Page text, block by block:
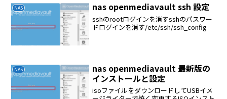
NAS nas openmediavault ssh 設定
sshのrootログインを消すsshのパスワー
ドログインを消す/etc/ssh/ssh_config
NAS
nas openmediavault 最新版の
インストールと設定
isoファイルをダウンロードしてUSBイメ